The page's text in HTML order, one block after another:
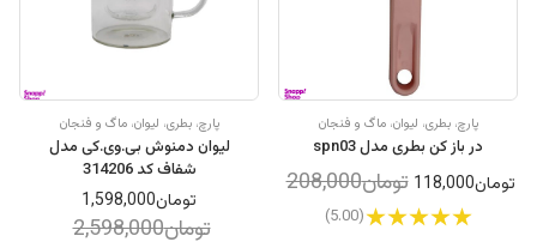
پارچ، بطری، لیوان، ماگ و فنجان
در باز کن بطری مدل spn03
تومان118,000 تومان208,000
(5.00)
پارچ، بطری، لیوان، ماگ و فنجان
لیوان دمنوش بی.وی.کی مدل
شفاف کد 314206
تومان1,598,000
تومان2,598,000